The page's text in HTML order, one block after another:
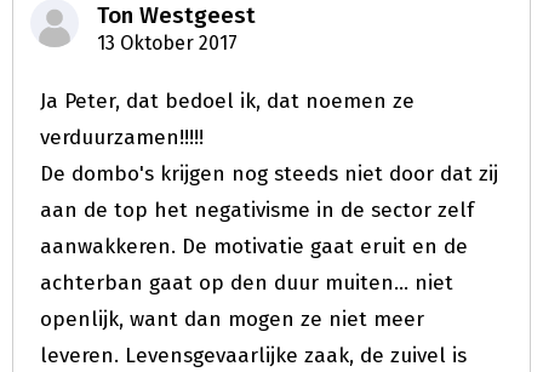
Ton Westgeest
13 Oktober 2017
Ja Peter, dat bedoel ik, dat noemen ze
verduurzamen!!!!!
De dombo's krijgen nog steeds niet door dat zij
aan de top het negativisme in de sector zelf
aanwakkeren. De motivatie gaat eruit en de
achterban gaat op den duur muiten... niet
openlijk, want dan mogen ze niet meer
leveren. Levensgevaarlijke zaak, de zuivel is